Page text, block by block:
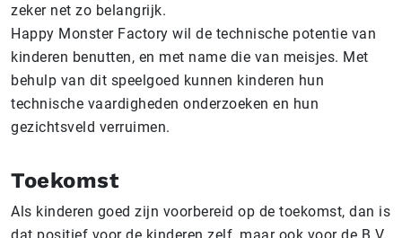
zeker net zo belangrijk.
Happy Monster Factory wil de technische potentie van
kinderen benutten, en met name die van meisjes. Met
behulp van dit speelgoed kunnen kinderen hun
technische vaardigheden onderzoeken en hun
gezichtsveld verruimen.
Toekomst
Als kinderen goed zijn voorbereid op de toekomst, dan is